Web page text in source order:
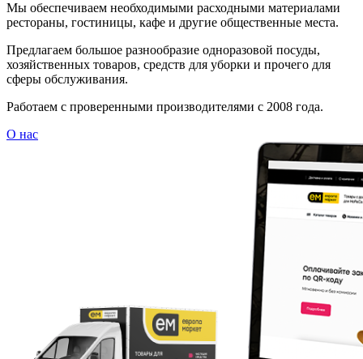
Мы обеспечиваем необходимыми расходными материалами
рестораны, гостиницы, кафе и другие общественные места.
Предлагаем большое разнообразие одноразовой посуды,
хозяйственных товаров, средств для уборки и прочего для
сферы обслуживания.
Работаем с проверенными производителями с 2008 года.
О нас